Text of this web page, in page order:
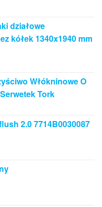
działowe
kółek 1340x1940 mm
Włókninowe O
Tork
2.0 7714B0030087